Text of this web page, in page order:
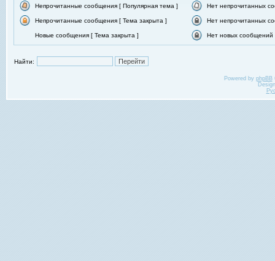
Непрочитанные сообщения [ Популярная тема ] Нет непрочитанных
Непрочитанные сообщения [ Тема закрыта ] Нет непрочитанных
Новые сообщения [ Тема закрыта ] Нет новых сообщений
Найти:
Powered by phpBB